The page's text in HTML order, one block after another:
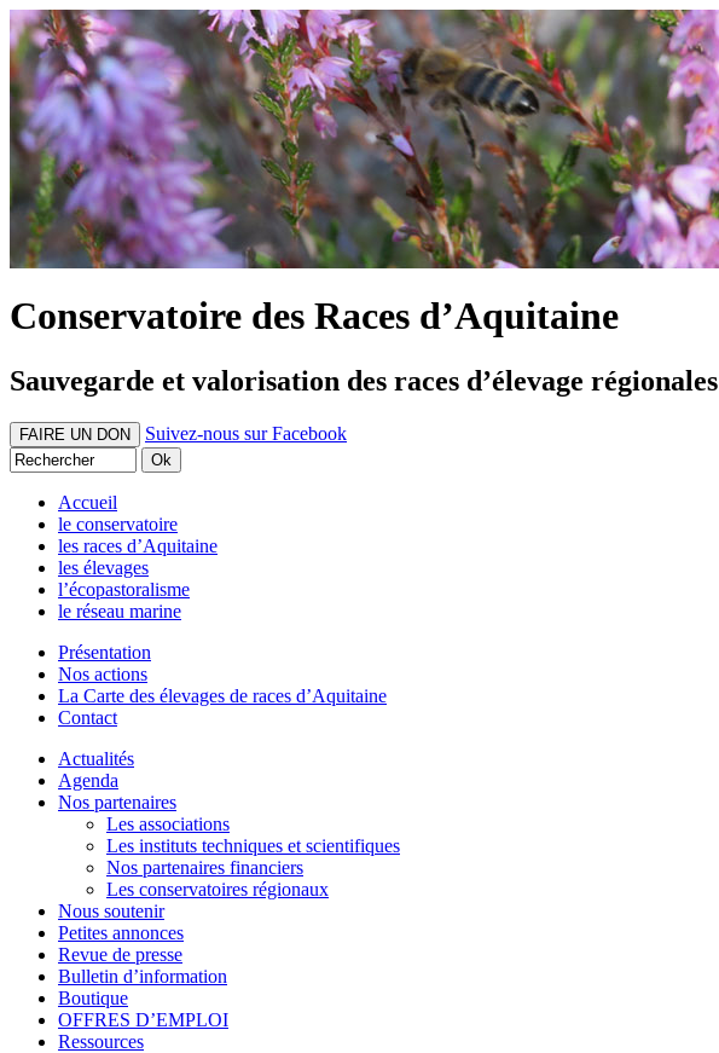
Conservatoire des Races d’Aquitaine
Sauvegarde et valorisation des races d’élevage régionales
FAIRE UN DON Suivez-nous sur Facebook
Accueil
le conservatoire
les races d’Aquitaine
les élevages
l’écopastoralisme
le réseau marine
Présentation
Nos actions
La Carte des élevages de races d’Aquitaine
Contact
Actualités
Agenda
Nos partenaires
Les associations
Les instituts techniques et scientifiques
Nos partenaires financiers
Les conservatoires régionaux
Nous soutenir
Petites annonces
Revue de presse
Bulletin d’information
Boutique
OFFRES D’EMPLOI
Ressources